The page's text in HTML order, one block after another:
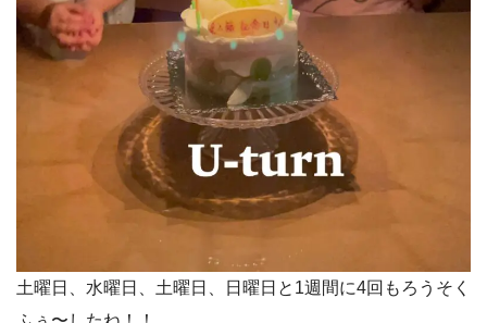
土曜日、水曜日、土曜日、日曜日と1週間に4回もろうそく